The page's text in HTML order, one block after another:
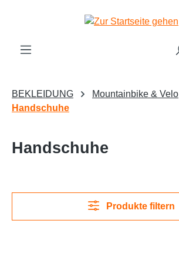
Zum Hauptinhalt springen
BEKLEIDUNG
Mountainbike & Velo
Handschuhe
Handschuhe
Produkte filtern